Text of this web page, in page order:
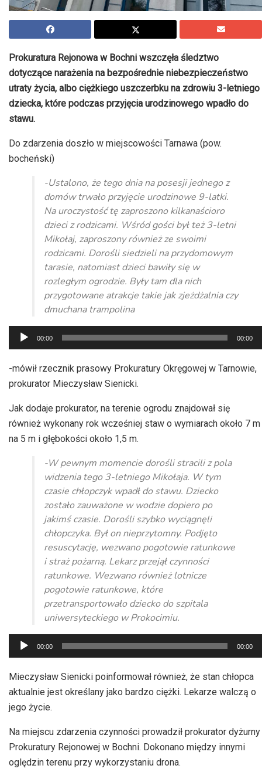
Prokuratura Rejonowa w Bochni wszczęła śledztwo
dotyczące narażenia na bezpośrednie niebezpieczeństwo
utraty życia, albo ciężkiego uszczerbku na zdrowiu 3-letniego
dziecka, które podczas przyjęcia urodzinowego wpadło do
stawu.
Do zdarzenia doszło w miejscowości Tarnawa (pow.
bocheński)
-Ustalono, że tego dnia na posesji jednego z
domów trwało przyjęcie urodzinowe 9-latki.
Na uroczystość tę zaproszono kilkanaścioro
dzieci z rodzicami. Wśród gości był też 3-letni
Mikołaj, zaproszony również ze swoimi
rodzicami. Dorośli siedzieli na przydomowym
tarasie, natomiast dzieci bawiły się w
rozległym ogrodzie. Były tam dla nich
przygotowane atrakcje takie jak zjeżdżalnia czy
dmuchana trampolina
Odtwarzacz
plików
dźwiękowych
00:00 00:00
-mówił rzecznik prasowy Prokuratury Okręgowej w Tarnowie,
prokurator Mieczysław Sienicki.
Jak dodaje prokurator, na terenie ogrodu znajdował się
również wykonany rok wcześniej staw o wymiarach około 7 m
na 5 m i głębokości około 1,5 m.
-W pewnym momencie dorośli stracili z pola
widzenia tego 3-letniego Mikołaja. W tym
czasie chłopczyk wpadł do stawu. Dziecko
zostało zauważone w wodzie dopiero po
jakimś czasie. Dorośli szybko wyciągnęli
chłopczyka. Był on nieprzytomny. Podjęto
resuscytację, wezwano pogotowie ratunkowe
i straż pożarną. Lekarz przejął czynności
ratunkowe. Wezwano również lotnicze
pogotowie ratunkowe, które
przetransportowało dziecko do szpitala
uniwersyteckiego w Prokocimiu.
Odtwarzacz
plików
dźwiękowych
00:00 00:00
Mieczysław Sienicki poinformował również, że stan chłopca
aktualnie jest określany jako bardzo ciężki. Lekarze walczą o
jego życie.
Na miejscu zdarzenia czynności prowadził prokurator dyżurny
Prokuratury Rejonowej w Bochni. Dokonano między innymi
oględzin terenu przy wykorzystaniu drona.